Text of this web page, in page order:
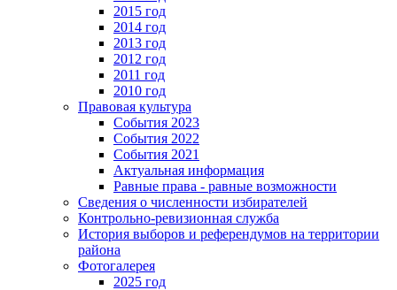
2015 год
2014 год
2013 год
2012 год
2011 год
2010 год
Правовая культура
События 2023
События 2022
События 2021
Актуальная информация
Равные права - равные возможности
Сведения о численности избирателей
Контрольно-ревизионная служба
История выборов и референдумов на территории
района
Фотогалерея
2025 год